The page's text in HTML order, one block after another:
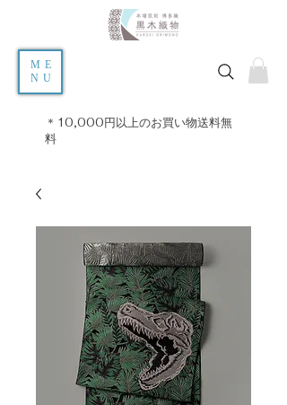
ME
NU
＊10,000円以上のお買い物送料無
料